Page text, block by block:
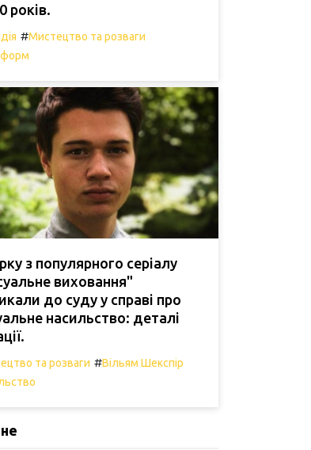
років.
#Мистецтво та розваги
з популярного серіалу
виховання"
до суду у справі про
насильство: деталі
та розваги #Вільям Шекспір